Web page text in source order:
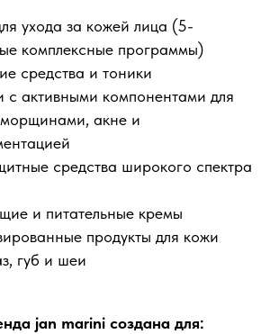
ухода за кожей лица (5-
комплексные программы)
средства и тоники
с активными компонентами для
акне и
средства широкого спектра
и питательные кремы
продукты для кожи
губ и шеи
jan marini создана для: